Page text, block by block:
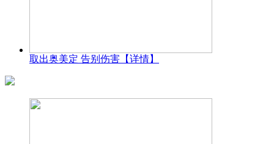
取出奥美定 告别伤害 【详情】